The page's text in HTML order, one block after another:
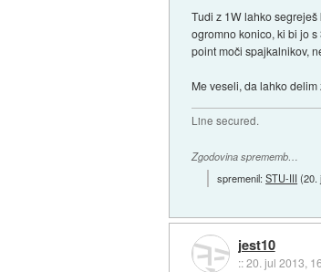
Tudi z 1W lahko
ogromno konico, ki bi jo
point moči spajkalnikov,
Me veseli, da lahko
Line secured.
Zgodovina sprememb…
spremenil:STU-III(20.
jest10
::20. jul 2013,